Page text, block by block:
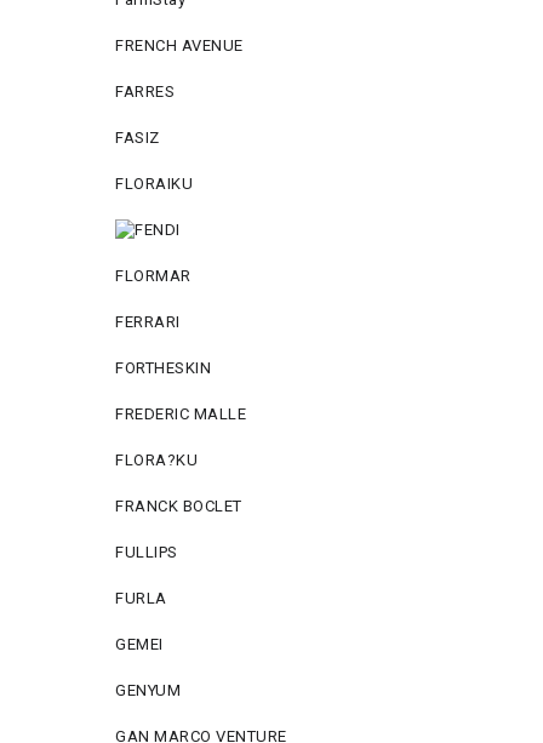
FRENCH AVENUE
FARRES
FASIZ
FLORAIKU
FLORMAR
FERRARI
FORTHESKIN
FREDERIC MALLE
FLORA?KU
FRANCK BOCLET
FULLIPS
FURLA
GEMEI
GENYUM
GAN MARCO VENTURE